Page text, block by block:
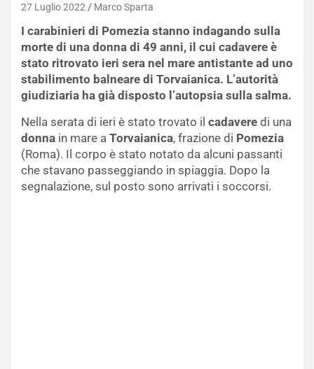
27 Luglio 2022 Marco Sparta
I carabinieri di Pomezia stanno indagando sulla
morte di una donna di 49 anni, il cui cadavere è
stato ritrovato ieri sera nel mare antistante ad uno
stabilimento balneare di Torvaianica. L’autorità
giudiziaria ha già disposto l’autopsia sulla salma.
Nella serata di ieri è stato trovato il cadavere di una
donna in mare a Torvaianica, frazione di Pomezia
(Roma). Il corpo è stato notato da alcuni passanti
che stavano passeggiando in spiaggia. Dopo la
segnalazione, sul posto sono arrivati i soccorsi.